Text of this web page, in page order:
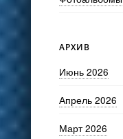
АРХИВ
Июнь 2026
Апрель 2026
Март 2026